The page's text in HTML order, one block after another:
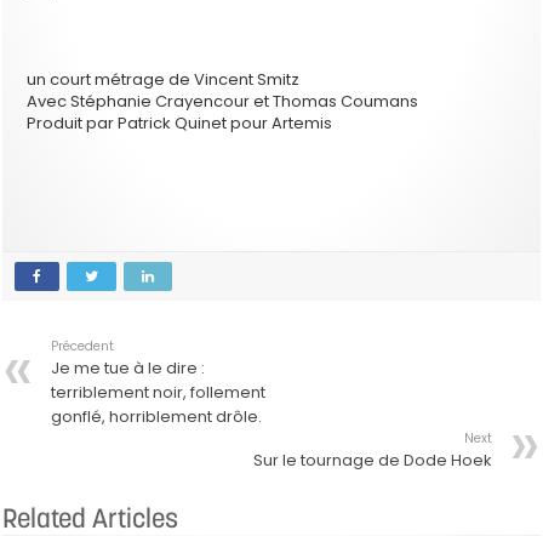
un court métrage de Vincent Smitz
Avec Stéphanie Crayencour et Thomas Coumans
Produit par Patrick Quinet pour Artemis
Précedent
Je me tue à le dire :
terriblement noir, follement
gonflé, horriblement drôle.
Next
Sur le tournage de Dode Hoek
Related Articles